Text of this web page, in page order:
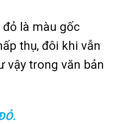
là màu gốc
thụ, đôi khi vẫn
vậy trong văn bản